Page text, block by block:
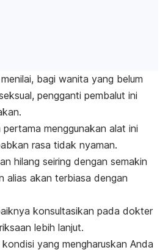
bagi wanita yang belum
pengganti pembalut ini
pertama menggunakan alat ini
rasa tidak nyaman.
hilang seiring dengan semakin
alias akan terbiasa dengan
konsultasikan pada dokter
lebih lanjut.
yang mengharuskan Anda